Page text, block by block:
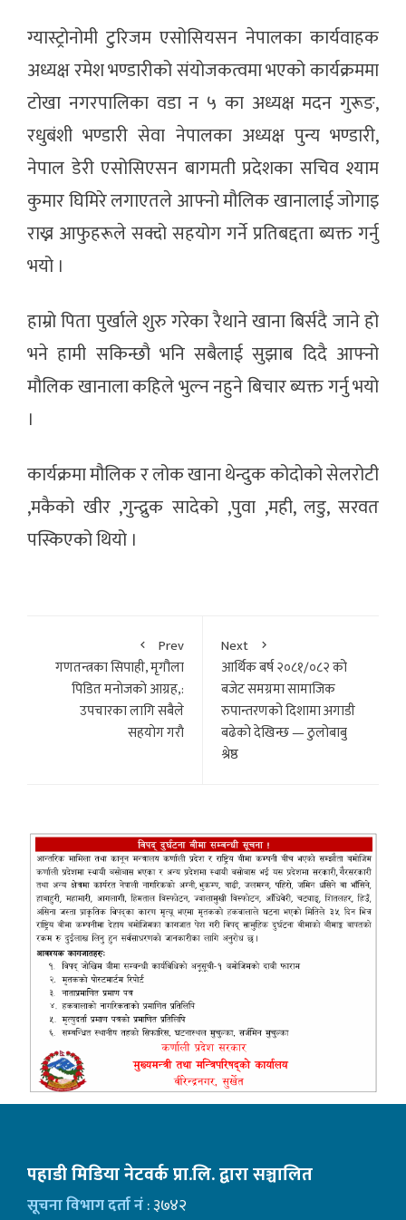
ग्यास्ट्रोनोमी टुरिजम एसोसियसन नेपालका कार्यवाहक
अध्यक्ष रमेश भण्डारीको संयोजकत्वमा भएको कार्यक्रममा
टोखा नगरपालिका वडा न ५ का अध्यक्ष मदन गुरूङ,
रधुबंशी भण्डारी सेवा नेपालका अध्यक्ष पुन्य भण्डारी,
नेपाल डेरी एसोसिएसन बागमती प्रदेशका सचिव श्याम
कुमार घिमिरे लगाएतले आफ्नो मौलिक खानालाई जोगाइ
राख्न आफुहरूले सक्दो सहयोग गर्ने प्रतिबद्दता ब्यक्त गर्नु
भयो ।
हाम्रो पिता पुर्खाले शुरु गरेका रैथाने खाना बिर्सदै जाने हो
भने हामी सकिन्छौ भनि सबैलाई सुझाब दिदै आफ्नो
मौलिक खानाला कहिले भुल्न नहुने बिचार ब्यक्त गर्नु भयो
।
कार्यक्रमा मौलिक र लोक खाना थेन्दुक कोदोको सेलरोटी
,मकैको खीर ,गुन्द्रुक सादेको ,पुवा ,मही, लडु, सरवत
पस्किएको थियो ।
Prev
गणतन्त्रका सिपाही, मृगौला
पिडित मनाेजकाे आग्रह,:
उपचारका लागि सबैले
सहयाेग गराै
Next
आर्थिक बर्ष २०८१/०८२ को
बजेट समग्रमा सामाजिक
रुपान्तरणको दिशामा अगाडी
बढेको देखिन्छ — ठुलोबाबु
श्रेष्ठ
पहाडी मिडिया नेटवर्क प्रा.लि. द्वारा सञ्चालित
सूचना विभाग दर्ता नं: ३७४२